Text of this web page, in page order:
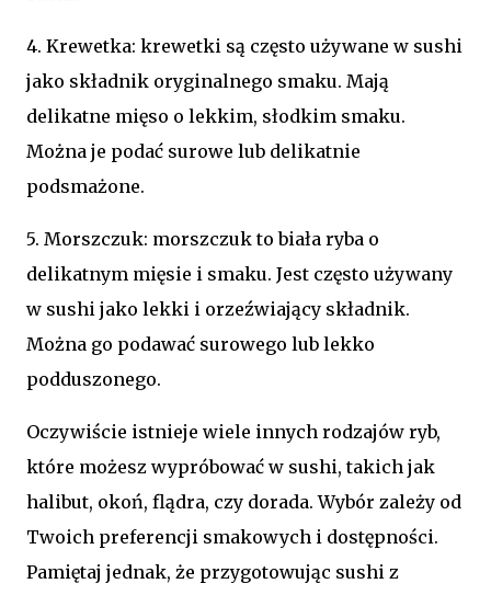
4. Krewetka: krewetki są często używane w sushi
jako składnik oryginalnego smaku. Mają
delikatne mięso o lekkim, słodkim smaku.
Można je podać surowe lub delikatnie
podsmażone.
5. Morszczuk: morszczuk to biała ryba o
delikatnym mięsie i smaku. Jest często używany
w sushi jako lekki i orzeźwiający składnik.
Można go podawać surowego lub lekko
podduszonego.
Oczywiście istnieje wiele innych rodzajów ryb,
które możesz wypróbować w sushi, takich jak
halibut, okoń, flądra, czy dorada. Wybór zależy od
Twoich preferencji smakowych i dostępności.
Pamiętaj jednak, że przygotowując sushi z